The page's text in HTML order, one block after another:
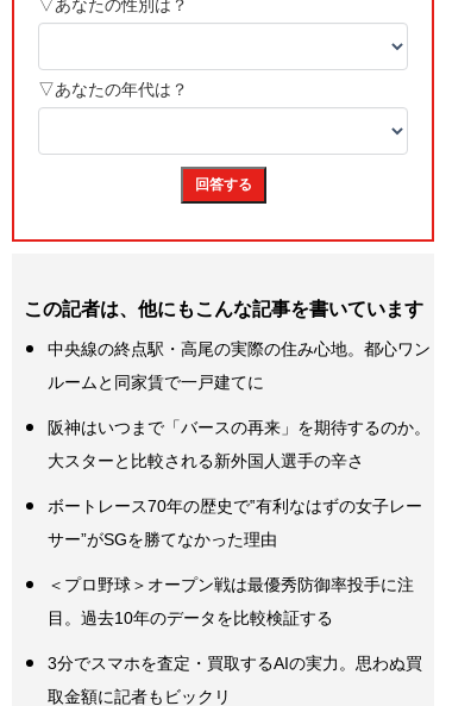
この記者は、他にもこんな記事を書いています
中央線の終点駅・高尾の実際の住み心地。都心ワン
ルームと同家賃で一戸建てに
阪神はいつまで「バースの再来」を期待するのか。
大スターと比較される新外国人選手の辛さ
ボートレース70年の歴史で‟有利なはずの女子レー
サー”がSGを勝てなかった理由
＜プロ野球＞オープン戦は最優秀防御率投手に注
目。過去10年のデータを比較検証する
3分でスマホを査定・買取するAIの実力。思わぬ買
取金額に記者もビックリ